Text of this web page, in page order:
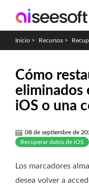
Inicio > Recursos >
Cómo
eliminados
iOS o una
08 de septiembre de
Recuperar datos de iOS
Los marcadores
desea volver a